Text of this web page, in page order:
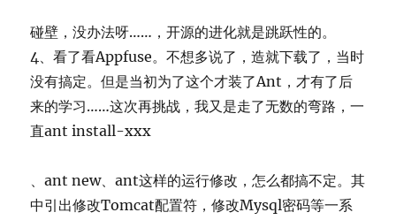
碰壁，没办法呀……，开源的进化就是跳跃性的。
4、看了看Appfuse。不想多说了，造就下载了，当时
没有搞定。但是当初为了这个才装了Ant，才有了后
来的学习……这次再挑战，我又是走了无数的弯路，一
直ant install-xxx
、ant new、ant这样的运行修改，怎么都搞不定。其
中引出修改Tomcat配置符，修改Mysql密码等一系